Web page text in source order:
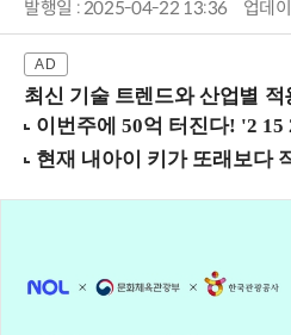
발행일 : 2025-04-22 13:36 업데
최신 기술 트렌드와 산업별 적용 사례, 실질적